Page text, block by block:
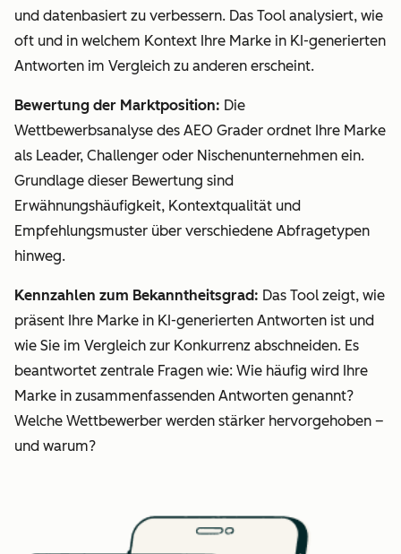
und datenbasiert zu verbessern. Das Tool analysiert, wie
oft und in welchem Kontext Ihre Marke in KI-generierten
Antworten im Vergleich zu anderen erscheint.
Bewertung der Marktposition: Die
Wettbewerbsanalyse des AEO Grader ordnet Ihre Marke
als Leader, Challenger oder Nischenunternehmen ein.
Grundlage dieser Bewertung sind
Erwähnungshäufigkeit, Kontextqualität und
Empfehlungsmuster über verschiedene Abfragetypen
hinweg.
Kennzahlen zum Bekanntheitsgrad: Das Tool zeigt, wie
präsent Ihre Marke in KI-generierten Antworten ist und
wie Sie im Vergleich zur Konkurrenz abschneiden. Es
beantwortet zentrale Fragen wie: Wie häufig wird Ihre
Marke in zusammenfassenden Antworten genannt?
Welche Wettbewerber werden stärker hervorgehoben –
und warum?